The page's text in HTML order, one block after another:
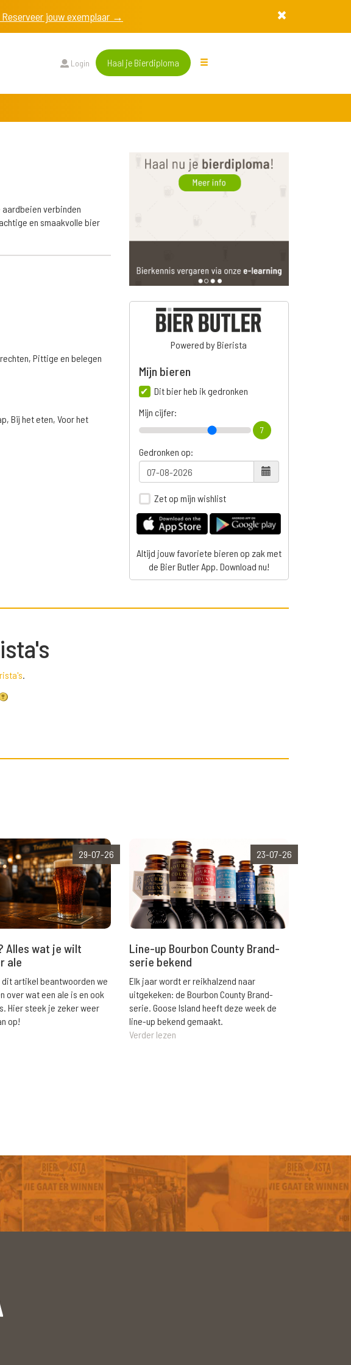
jouw exemplaar →
Login Haal je Bierdiploma
aardbeien verbinden
en smaakvolle bier
Pittige en belegen
Bij het eten, Voor het
Powered by Bierista
Mijn bieren
Dit bier heb ik gedronken
Mijn cijfer:
7
Gedronken op:
Zet op mijn wishlist
Altijd jouw favoriete bieren op zak met
de Bier Butler App. Download nu!
.
29-07-26
Alles wat je wilt
ale
dit artikel beantwoorden we
over wat een ale is en ook
Hier steek je zeker weer
op!
23-07-26
Line-up Bourbon County Brand-
serie bekend
Elk jaar wordt er reikhalzend naar
uitgekeken: de Bourbon County Brand-
serie. Goose Island heeft deze week de
line-up bekend gemaakt.
Verder lezen